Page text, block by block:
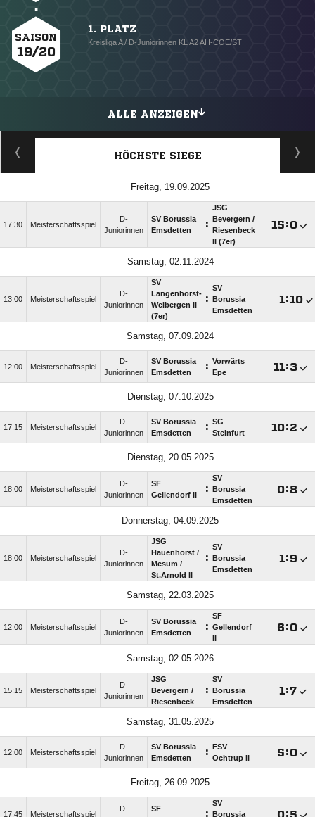
SAISON
19/20
1. PLATZ
Kreisliga A / D-Juniorinnen KL A2 AH-COE/ST
ALLE ANZEIGEN
HÖCHSTE SIEGE
Freitag, 19.09.2025
17:30 Meisterschaftsspiel
D-
Juniorinnen
SV Borussia
Emsdetten
:
JSG
Bevergern /​
Riesenbeck
II (7er)
:
Samstag, 02.11.2024
13:00 Meisterschaftsspiel
D-
Juniorinnen
SV
Langenhorst-
Welbergen II
(7er)
:
SV
Borussia
Emsdetten
:
Samstag, 07.09.2024
12:00 Meisterschaftsspiel
D-
Juniorinnen
SV Borussia
Emsdetten
: Vorwärts
Epe
:
Dienstag, 07.10.2025
17:15 Meisterschaftsspiel
D-
Juniorinnen
SV Borussia
Emsdetten
: SG
Steinfurt
:
Dienstag, 20.05.2025
18:00 Meisterschaftsspiel
D-
Juniorinnen
SF
Gellendorf II
:
SV
Borussia
Emsdetten
:
Donnerstag, 04.09.2025
18:00 Meisterschaftsspiel
D-
Juniorinnen
JSG
Hauenhorst /​
Mesum /​
St.Arnold II
:
SV
Borussia
Emsdetten
:
Samstag, 22.03.2025
12:00 Meisterschaftsspiel
D-
Juniorinnen
SV Borussia
Emsdetten
:
SF
Gellendorf
:
Samstag, 02.05.2026
15:15 Meisterschaftsspiel
D-
Juniorinnen
JSG
Bevergern /​
Riesenbeck
:
SV
Borussia
Emsdetten
:
Samstag, 31.05.2025
12:00 Meisterschaftsspiel
D-
Juniorinnen
SV Borussia
Emsdetten
:
FSV
Ochtrup II
:
Freitag, 26.09.2025
17:45 Meisterschaftsspiel
D-
SF
:
SV
Borussia
: